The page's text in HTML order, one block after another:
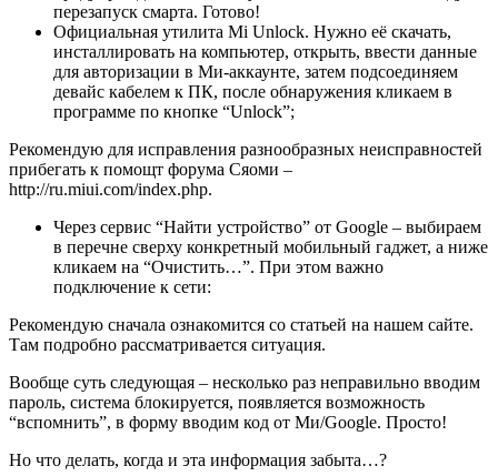
перезапуск смарта. Готово!
Официальная утилита Mi Unlock. Нужно её скачать,
инсталлировать на компьютер, открыть, ввести данные
для авторизации в Ми-аккаунте, затем подсоединяем
девайс кабелем к ПК, после обнаружения кликаем в
программе по кнопке “Unlock”;
Рекомендую для исправления разнообразных неисправностей
прибегать к помощт форума Сяоми –
http://ru.miui.com/index.php.
Через сервис “Найти устройство” от Google – выбираем
в перечне сверху конкретный мобильный гаджет, а ниже
кликаем на “Очистить…”. При этом важно
подключение к сети:
Рекомендую сначала ознакомится со статьей на нашем сайте.
Там подробно рассматривается ситуация.
Вообще суть следующая – несколько раз неправильно вводим
пароль, система блокируется, появляется возможность
“вспомнить”, в форму вводим код от Ми/Google. Просто!
Но что делать, когда и эта информация забыта…?